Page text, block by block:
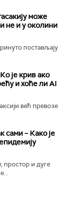
може
не и у околини
постављају
је крив ако
и хоће ли AI
већ превозе
сами – Како је
простор и дуге